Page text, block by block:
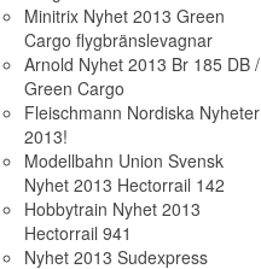
Minitrix Nyhet 2013 Green
Cargo flygbränslevagnar
Arnold Nyhet 2013 Br 185 DB /
Green Cargo
Fleischmann Nordiska Nyheter
2013!
Modellbahn Union Svensk
Nyhet 2013 Hectorrail 142
Hobbytrain Nyhet 2013
Hectorrail 941
Nyhet 2013 Sudexpress